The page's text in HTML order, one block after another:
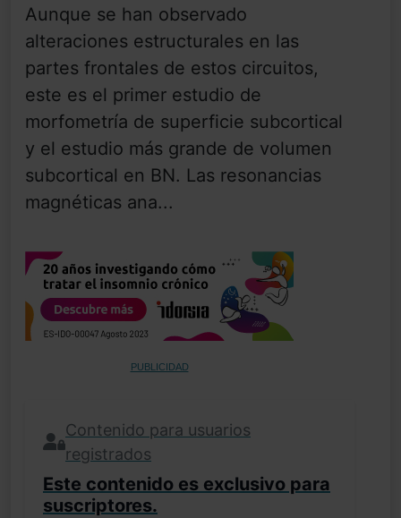
Aunque se han observado
alteraciones estructurales en las
partes frontales de estos circuitos,
este es el primer estudio de
morfometría de superficie subcortical
y el estudio más grande de volumen
subcortical en BN. Las resonancias
magnéticas ana...
PUBLICIDAD
Contenido para usuarios
registrados
Este contenido es exclusivo para
suscriptores.